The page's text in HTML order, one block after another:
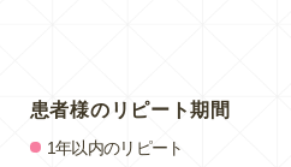
患者様のリピート期間
1年以内のリピート